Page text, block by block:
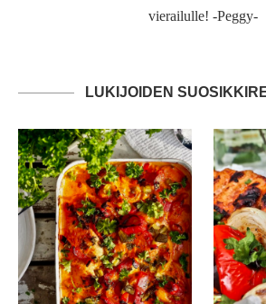
vierailulle! -Peggy-
LUKIJOIDEN